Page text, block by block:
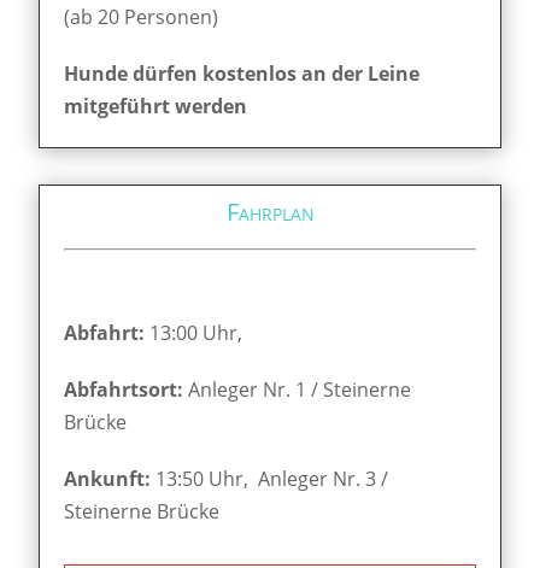
(ab 20 Personen)
Hunde dürfen kostenlos an der Leine
mitgeführt werden
Fahrplan
Abfahrt: 13:00 Uhr,
Abfahrtsort:Anleger Nr. 1 / Steinerne
Brücke
Ankunft: 13:50 Uhr, Anleger Nr. 3 /
Steinerne Brücke